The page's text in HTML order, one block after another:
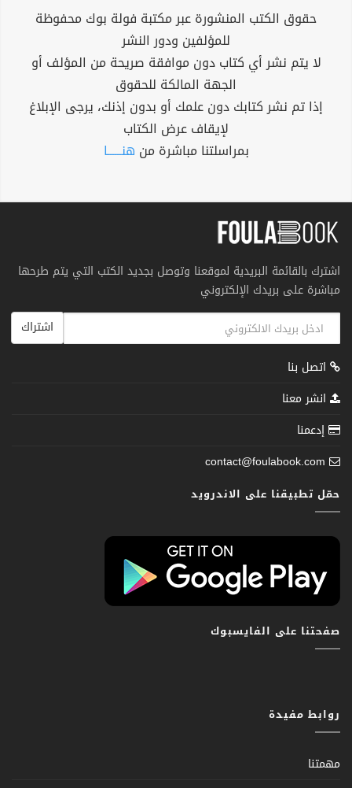
حقوق الكتب المنشورة عبر مكتبة فولة بوك محفوظة
للمؤلفين ودور النشر
لا يتم نشر أي كتاب دون موافقة صريحة من المؤلف أو
الجهة المالكة للحقوق
إذا تم نشر كتابك دون علمك أو بدون إذنك، يرجى الإبلاغ
لإيقاف عرض الكتاب
بمراسلتنا مباشرة من هنــــــا
اشترك بالقائمة البريدية لموقعنا وتوصل بجديد الكتب التي يتم طرحها
مباشرة على بريدك الإلكتروني
اشتراك
اتصل بنا
انشر معنا
إدعمنا
contact@foulabook.com
حمّل تطبيقنا على الاندرويد
صفحتنا على الفايسبوك
روابط مفيدة
مهمتنا